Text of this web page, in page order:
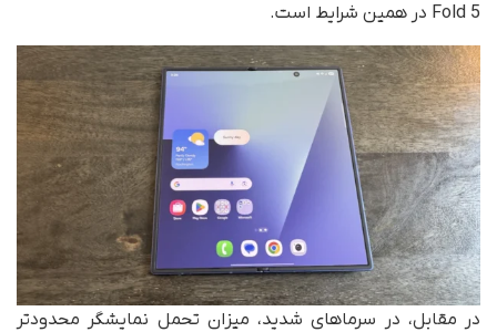
Fold 5 در همین شرایط است.
در مقابل، در سرماهای شدید، میزان تحمل نمایشگر محدودتر